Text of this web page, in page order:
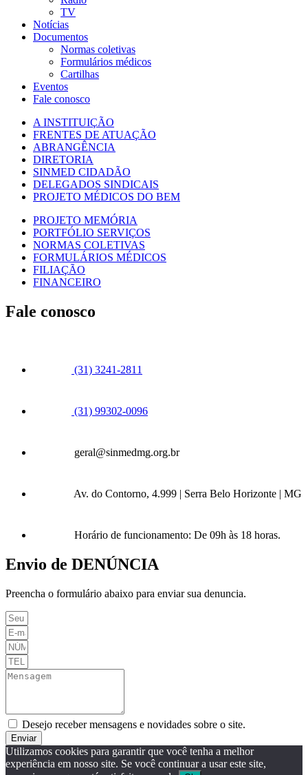
TV
Notícias
Documentos
Normas coletivas
Formulários médicos
Cartilhas
Eventos
Fale conosco
A INSTITUIÇÃO
FRENTES DE ATUAÇÃO
ABRANGÊNCIA
DIRETORIA
SINMED CIDADÃO
DELEGADOS SINDICAIS
PROJETO MÉDICOS DO BEM
PROJETO MEMÓRIA
PORTFÓLIO SERVIÇOS
NORMAS COLETIVAS
FORMULÁRIOS MÉDICOS
FILIAÇÃO
FINANCEIRO
Fale conosco
(31) 3241-2811
(31) 99302-0096
geral@sinmedmg.org.br
Av. do Contorno, 4.999 | Serra Belo Horizonte | MG
Horário de funcionamento: De 09h às 18 horas.
Envio de DENÚNCIA
Preencha o formulário abaixo para enviar sua denuncia.
Desejo receber mensagens e novidades sobre o site.
Enviar
Utilizamos cookies para garantir que você tenha a melhor
experiência em nosso site. Se você continuar a usar este site,